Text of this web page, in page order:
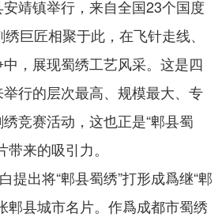
安靖镇举行，来自全国23个国度
巨匠相聚于此，在飞针走线、
，展现蜀绣工艺风采。这是四
行的层次最高、规模最大、专
竞赛活动，这也正是“郫县蜀
来的吸引力。
提出将“郫县蜀绣”打形成爲继“郫
郫县城市名片。作爲成都市蜀绣